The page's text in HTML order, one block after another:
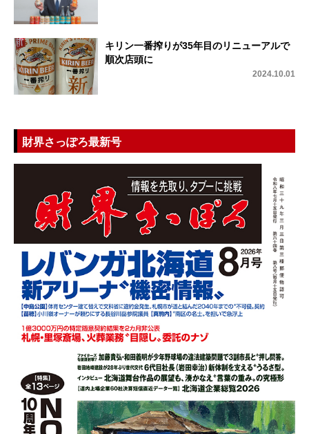
キリン一番搾りが35年目のリニューアルで
順次店頭に
2024.10.01
財界さっぽろ最新号